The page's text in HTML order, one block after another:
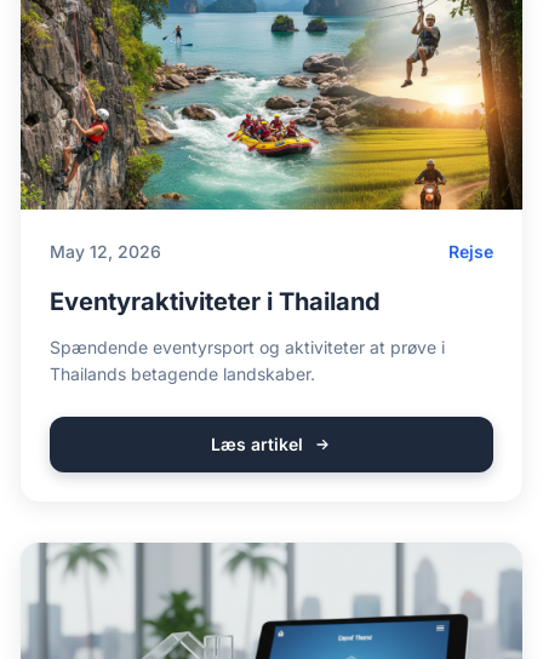
May 12, 2026 Rejse
Eventyraktiviteter i Thailand
Spændende eventyrsport og aktiviteter at prøve i
Thailands betagende landskaber.
Læs artikel